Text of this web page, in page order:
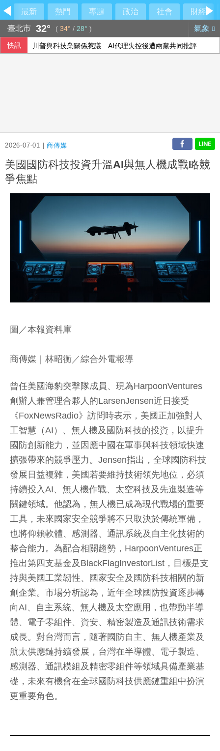
最新 熱門 專題 政治 社會
財經
臺北市 32° ( 34° / 28° ) 氣象
快訊 川普與科技業關係惹議 AI代理失控後遭兩黨共同批評
2026-07-01 |商傳媒
美國國防科技投資升溫AI與無人機成戰略競
爭焦點
圖／本報資料庫
商傳媒 ｜林昭衡／綜合外電報導
曾任美國海豹突擊隊成員、現為HarpoonVentures
創辦人兼管理合夥人的LarsenJensen近日接受
《FoxNewsRadio》訪問時表示，美國正加強對人
工智慧（AI）、無人機及國防科技的投資，以提升
國防創新能力，並因應中國在軍事與科技領域快速
擴張帶來的競爭壓力。Jensen指出，全球國防科技
發展日益複雜，美國若要維持技術領先地位，必須
持續投入AI、無人機作戰、太空科技及先進製造等
關鍵領域。他認為，無人機已成為現代戰場的重要
工具，未來國家安全競爭將不只取決於傳統軍備，
也將仰賴軟體、感測器、通訊系統及自主化技術的
整合能力。為配合相關趨勢，HarpoonVentures正
推出第四支基金及BlackFlagInvestorList，目標是支
持與美國工業韌性、國家安全及國防科技相關的新
創企業。市場分析認為，近年全球國防投資逐步轉
向AI、自主系統、無人機及太空應用，也帶動半導
體、電子零組件、資安、精密製造及通訊技術需求
成長。對台灣而言，隨著國防自主、無人機產業及
航太供應鏈持續發展，台灣在半導體、電子製造、
感測器、通訊模組及精密零組件等領域具備產業基
礎，未來有機會在全球國防科技供應鏈重組中扮演
更重要角色。